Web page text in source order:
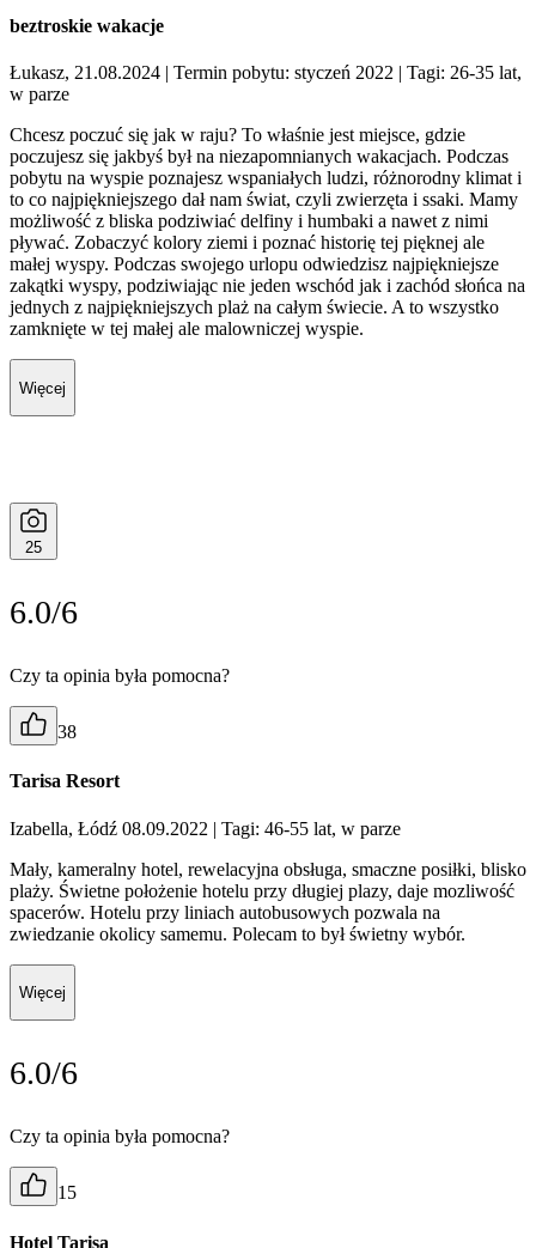
beztroskie wakacje
Łukasz, 21.08.2024 | Termin pobytu: styczeń 2022 | Tagi: 26-35 lat,
w parze
Chcesz poczuć się jak w raju? To właśnie jest miejsce, gdzie
poczujesz się jakbyś był na niezapomnianych wakacjach. Podczas
pobytu na wyspie poznajesz wspaniałych ludzi, różnorodny klimat i
to co najpiękniejszego dał nam świat, czyli zwierzęta i ssaki. Mamy
możliwość z bliska podziwiać delfiny i humbaki a nawet z nimi
pływać. Zobaczyć kolory ziemi i poznać historię tej pięknej ale
małej wyspy. Podczas swojego urlopu odwiedzisz najpiękniejsze
zakątki wyspy, podziwiając nie jeden wschód jak i zachód słońca na
jednych z najpiękniejszych plaż na całym świecie. A to wszystko
zamknięte w tej małej ale malowniczej wyspie.
Więcej
25
6.0/6
Czy ta opinia była pomocna?
38
Tarisa Resort
Izabella, Łódź 08.09.2022 | Tagi: 46-55 lat, w parze
Mały, kameralny hotel, rewelacyjna obsługa, smaczne posiłki, blisko
plaży. Świetne położenie hotelu przy długiej plazy, daje mozliwość
spacerów. Hotelu przy liniach autobusowych pozwala na
zwiedzanie okolicy samemu. Polecam to był świetny wybór.
Więcej
6.0/6
Czy ta opinia była pomocna?
15
Hotel Tarisa